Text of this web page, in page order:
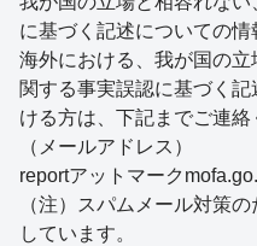
に基づく記述についての情
海外における、我が国の
関する事実誤認に基づく
ける方は、下記までご連絡
（メールアドレス）
reportアットマーク
（注）スパムメール対策
しています。